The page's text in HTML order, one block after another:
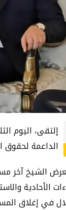
إلتقى، اليوم
الداعمة
الشيخ آخر
الأحادية
في إغلاق